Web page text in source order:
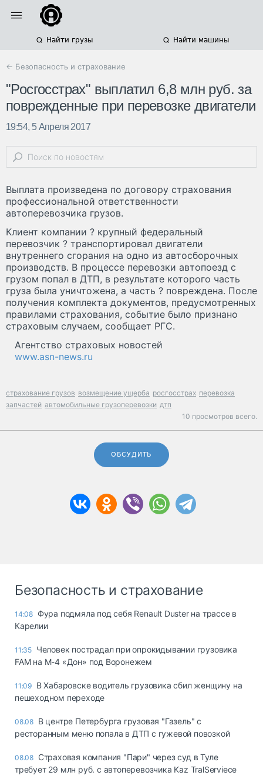
Найти грузы Найти машины
← Безопасность и страхование
"Росгосстрах" выплатил 6,8 млн руб. за
поврежденные при перевозке двигатели
19:54, 5 Апреля 2017
Выплата произведена по договору страхования
профессиональной ответственности
автоперевозчика грузов.
Клиент компании ? крупный федеральный
перевозчик ? транспортировал двигатели
внутреннего сгорания на одно из автосборочных
производств. В процессе перевозки автопоезд с
грузом попал в ДТП, в результате которого часть
груза была уничтожена, а часть ? повреждена. После
получения комплекта документов, предусмотренных
правилами страхования, событие было признано
страховым случаем, сообщает РГС.
Агентство страховых новостей
www.asn-news.ru
страхование грузов возмещение ущерба росгосстрах перевозка
запчастей автомобильные грузоперевозки дтп
10 просмотров всего.
ОБСУДИТЬ
Безопасность и страхование
14:08 Фура подмяла под себя Renault Duster на трассе в
Карелии
11:35 Человек пострадал при опрокидывании грузовика
FAM на М-4 «Дон» под Воронежем
11:09 В Хабаровске водитель грузовика сбил женщину на
пешеходном переходе
08.08 В центре Петербурга грузовая "Газель" с
ресторанным меню попала в ДТП с гужевой повозкой
08.08 Страховая компания "Пари" через суд в Туле
требует 29 млн руб. с автоперевозчика Kaz TralServiece